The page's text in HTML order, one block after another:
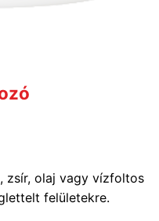
zsír, olaj vagy vízfoltos
felületekre.